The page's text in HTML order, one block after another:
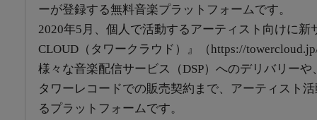
ーが登録する無料音楽プラットフォームです。
2020年5月、個人で活動するアーティスト向けに新
CLOUD（タワークラウド）』（https://
様々な音楽配信サービス（DSP）へのデリバリー
タワーレコードでの販売契約まで、アーティスト
るプラットフォームです。